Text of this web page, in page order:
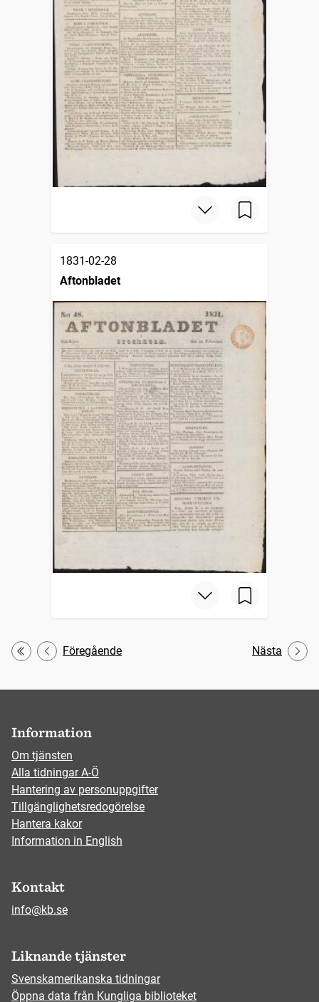
1831-02-28
Aftonbladet
Första
Föregående Nästa
Information
Om tjänsten
Alla tidningar A-Ö
Hantering av personuppgifter
Tillgänglighetsredogörelse
Hantera kakor
Information in English
Kontakt
info@kb.se
Liknande tjänster
Svenskamerikanska tidningar
Öppna data från Kungliga biblioteket